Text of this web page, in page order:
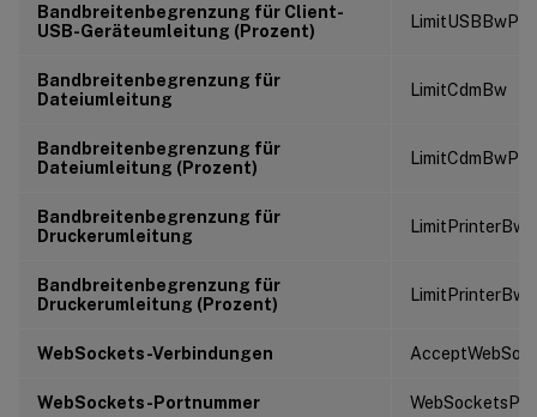
Bandbreitenbegrenzung für Client-
USB-Geräteumleitung (Prozent)
Bandbreitenbegrenzung für
Dateiumleitung
LimitCdmBw
Bandbreitenbegrenzung für
Dateiumleitung (Prozent)
Bandbreitenbegrenzung für
Druckerumleitung
LimitPrinterBw
Bandbreitenbegrenzung für
Druckerumleitung (Prozent)
WebSockets-Verbindungen
WebSockets-Portnummer